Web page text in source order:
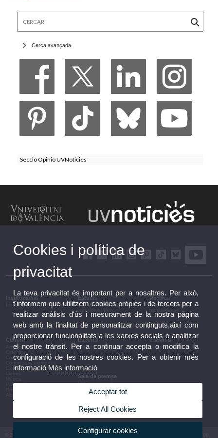
Cerca avançada
Secció Opinió UVNoticies
Institucional
Institucional
Estudis
Estudis i formació
Recerca
Recerca, innovació i
Cultura
Arts escèniques
Conferències i debats
Congressos i jornades
Exposicions
Patrimoni
Esports
Esports
Campus
Campus
Sala de premsa
UVComunicació
Notes de premsa
Agenda de govern
Informació corporativa
© 2026 UV. - Av. Blasco Ibáñez, 13. 46010 València. Espanya. Tel UV: (+34) 963 86 41 00
Cookies i política de
privacitat
La teva privacitat és important per a nosaltres. Per això,
t'informem que utilitzem cookies pròpies i de tercers per a
realitzar anàlisis d'ús i mesurament de la nostra pàgina
web amb la finalitat de personalitzar continguts,així com
proporcionar funcionalitats a les xarxes socials o analitzar
el nostre trànsit. Per a continuar accepta o modifica la
configuració de les nostres cookies. Per a obtenir més
informació Més informació
Acceptar tot
Reject All Cookies
Configurar cookies